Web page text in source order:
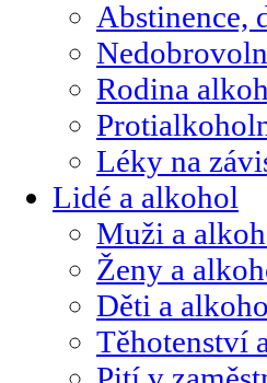
Abstinence,
Rodina
Léky na
Lidé a alkohol
Muži a
Ženy a
Děti a
Těhotenství